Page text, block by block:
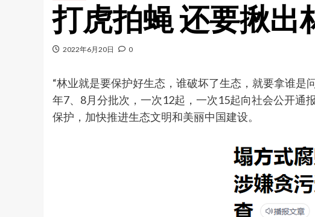
打虎拍蝇 还要揪出
2022年6月20日 0
“林业就是要保护好生态，谁破坏了生态，就要拿谁
年7、8月分批次，一次12起，一次15起向社会公开通
保护，加快推进生态文明和美丽中国建设。